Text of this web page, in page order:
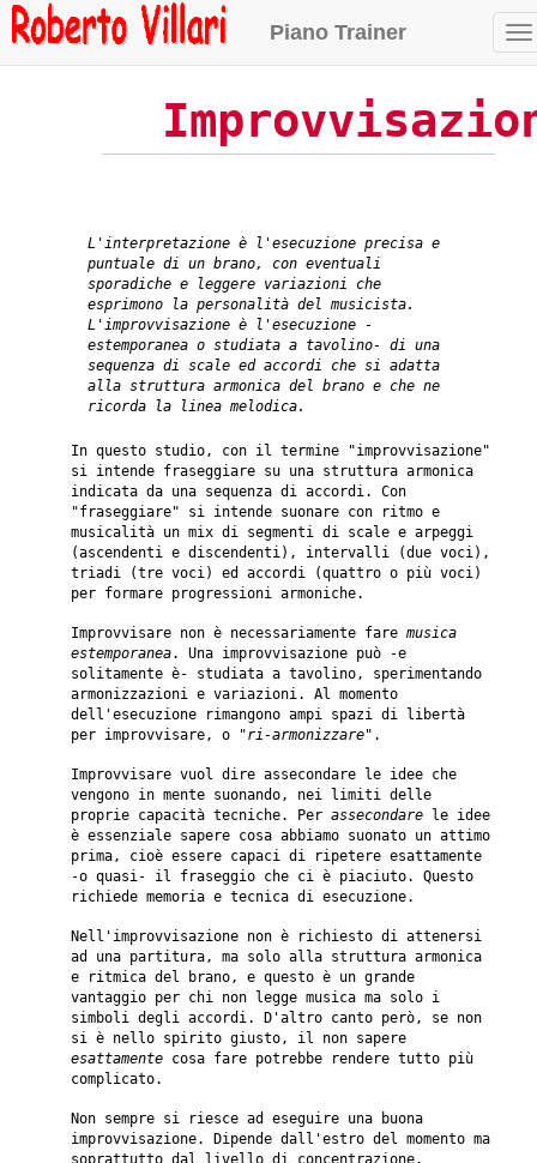
Piano Trainer
L'interpretazione è l'esecuzione precisa e
puntuale di un brano, con eventuali
sporadiche e leggere variazioni che
esprimono la personalità del musicista.
L'improvvisazione è l'esecuzione -
estemporanea o studiata a tavolino- di una
sequenza di scale ed accordi che si adatta
alla struttura armonica del brano e che ne
ricorda la linea melodica.
In questo studio, con il termine "improvvisazione"
si intende fraseggiare su una struttura armonica
indicata da una sequenza di accordi. Con
"fraseggiare" si intende suonare con ritmo e
musicalità un mix di segmenti di scale e arpeggi
(ascendenti e discendenti), intervalli (due voci),
triadi (tre voci) ed accordi (quattro o più voci)
per formare progressioni armoniche.
Improvvisare non è necessariamente fare musica
estemporanea. Una improvvisazione può -e
solitamente è- studiata a tavolino, sperimentando
armonizzazioni e variazioni. Al momento
dell'esecuzione rimangono ampi spazi di libertà
per improvvisare, o "ri-armonizzare".
Improvvisare vuol dire assecondare le idee che
vengono in mente suonando, nei limiti delle
proprie capacità tecniche. Per assecondare le idee
è essenziale sapere cosa abbiamo suonato un attimo
prima, cioè essere capaci di ripetere esattamente
-o quasi- il fraseggio che ci è piaciuto. Questo
richiede memoria e tecnica di esecuzione.
Nell'improvvisazione non è richiesto di attenersi
ad una partitura, ma solo alla struttura armonica
e ritmica del brano, e questo è un grande
vantaggio per chi non legge musica ma solo i
simboli degli accordi. D'altro canto però, se non
si è nello spirito giusto, il non sapere
esattamente cosa fare potrebbe rendere tutto più
complicato.
Non sempre si riesce ad eseguire una buona
improvvisazione. Dipende dall'estro del momento ma
soprattutto dal livello di concentrazione.